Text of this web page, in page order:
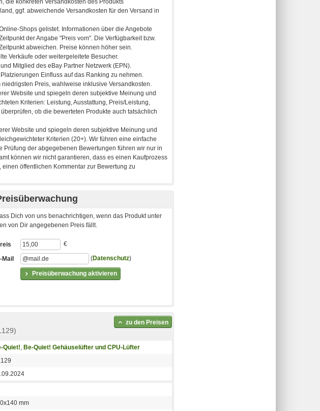
Dich von uns benachrichtigen, wenn das Produkt unter
von Dir angegebenen Preis fällt.
Preisüberwachung aktivieren
€
Mail (Datenschutz)
zu den Preisen
Quiet!, Be-Quiet! Gehäuselüfter und CPU-Lüfter
mm